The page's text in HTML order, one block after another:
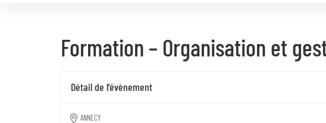
Formation – Organisation et
Détail de l'évènement
ANNECY